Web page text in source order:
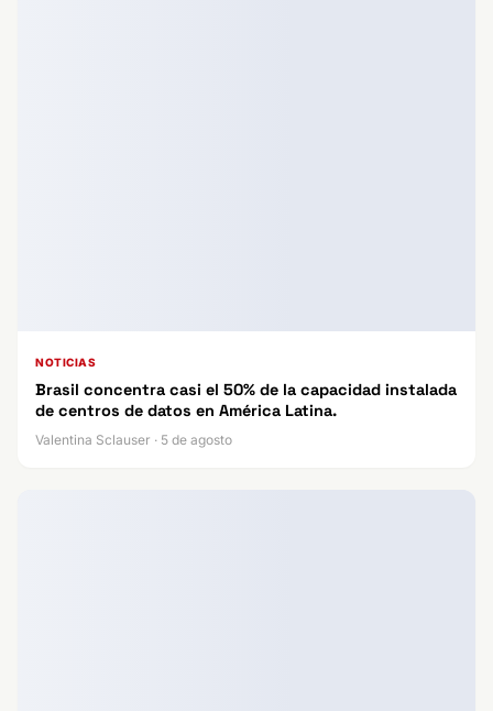
NOTICIAS
Brasil concentra casi el 50% de la capacidad instalada
de centros de datos en América Latina.
Valentina Sclauser · 5 de agosto